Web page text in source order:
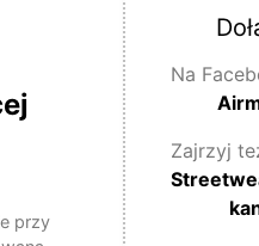
przy
Na
Zajrzyj